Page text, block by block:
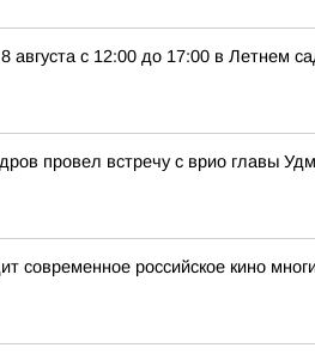
августа с 12:00 до 17:00 в Летнем
провел встречу с врио главы
современное российское кино